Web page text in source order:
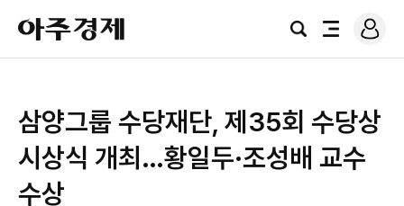
아
주
경
검
전
로
그
삼양그룹 수당재단, 제35회 수당상
시상식 개최…황일두·조성배 교수
수상